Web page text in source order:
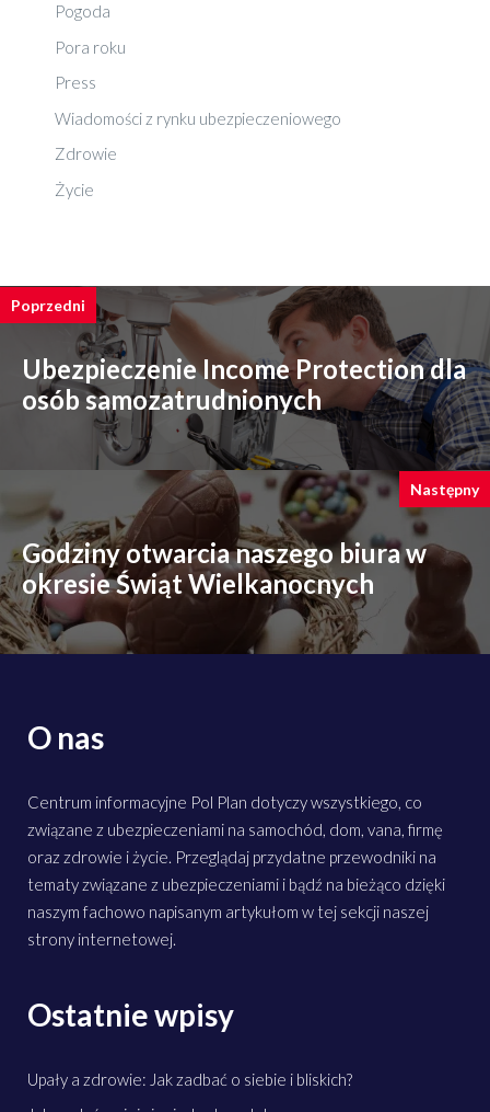
Pogoda
Pora roku
Press
Wiadomości z rynku ubezpieczeniowego
Zdrowie
Życie
Poprzedni
Ubezpieczenie Income Protection dla
osób samozatrudnionych
Następny
Godziny otwarcia naszego biura w
okresie Świąt Wielkanocnych
O nas
Centrum informacyjne Pol Plan dotyczy wszystkiego, co
związane z ubezpieczeniami na samochód, dom, vana, firmę
oraz zdrowie i życie. Przeglądaj przydatne przewodniki na
tematy związane z ubezpieczeniami i bądź na bieżąco dzięki
naszym fachowo napisanym artykułom w tej sekcji naszej
strony internetowej.
Ostatnie wpisy
Upały a zdrowie: Jak zadbać o siebie i bliskich?